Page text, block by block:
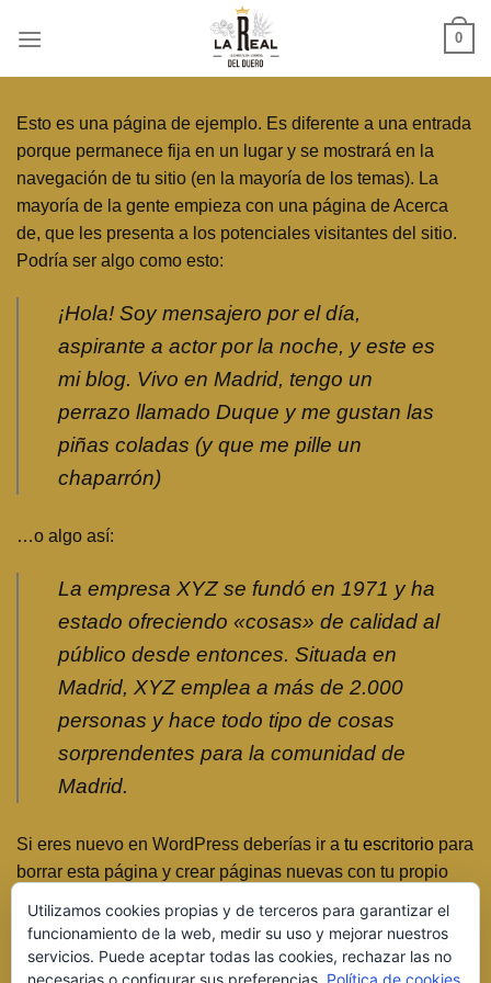
0
Esto es una página de ejemplo. Es diferente a una entrada
porque permanece fija en un lugar y se mostrará en la
navegación de tu sitio (en la mayoría de los temas). La
mayoría de la gente empieza con una página de Acerca
de, que les presenta a los potenciales visitantes del sitio.
Podría ser algo como esto:
¡Hola! Soy mensajero por el día,
aspirante a actor por la noche, y este es
mi blog. Vivo en Madrid, tengo un
perrazo llamado Duque y me gustan las
piñas coladas (y que me pille un
chaparrón)
…o algo así:
La empresa XYZ se fundó en 1971 y ha
estado ofreciendo «cosas» de calidad al
público desde entonces. Situada en
Madrid, XYZ emplea a más de 2.000
personas y hace todo tipo de cosas
sorprendentes para la comunidad de
Madrid.
Si eres nuevo en WordPress deberías ir a tu escritorio para
borrar esta página y crear páginas nuevas con tu propio
Utilizamos cookies propias y de terceros para garantizar el
funcionamiento de la web, medir su uso y mejorar nuestros
servicios. Puede aceptar todas las cookies, rechazar las no
necesarias o configurar sus preferencias. Política de cookies